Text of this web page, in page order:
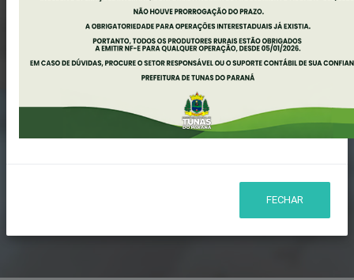
SERVIÇOS
FUNERÁRIOS PARA
ATENDER AOS
BENEFÍCIOS
EVENTUAIS POR FECHAR